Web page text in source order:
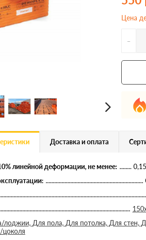
Цена
-
Доставка и оплата
линейной деформации, не менее:
лоджии, Для пола, Для потолка, Для стен,